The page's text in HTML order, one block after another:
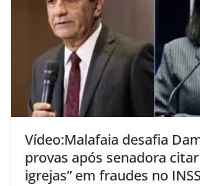
Vídeo:Malafaia desafia
provas após senadora citar
igrejas” em fraudes no INSS